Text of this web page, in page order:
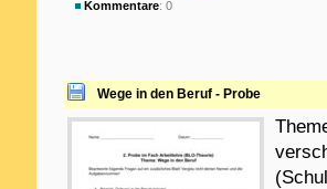
Kommentare: 0
Wege in den Beruf - Probe